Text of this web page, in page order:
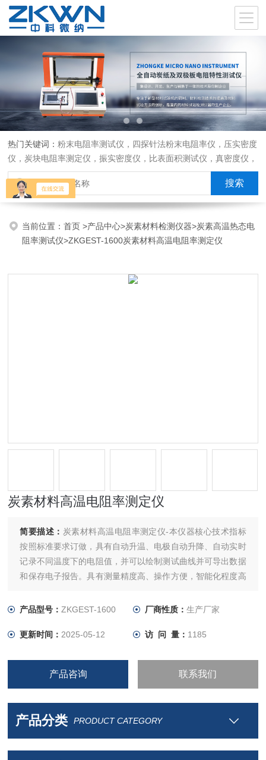
热门关键词：粉末电阻率测试仪，四探针法粉末电阻率仪，压实密度
仪，炭块电阻率测定仪，振实密度仪，比表面积测试仪，真密度仪，
炭块热膨胀仪，炭块透气率仪，炭块二氧化碳反应测定仪
当前位置：首页>产品中心>炭素材料检测仪器>炭素高温热态电
阻率测试仪>ZKGEST-1600炭素材料高温电阻率测定仪
炭素材料高温电阻率测定仪
简要描述： 炭素材料高温电阻率测定仪-本仪器核心技术指标
按照标准要求订做，具有自动升温、电极自动升降、自动实时
记录不同温度下的电阻值，并可以绘制测试曲线并可导出数据
和保存电子报告。具有测量精度高、操作方便，智能化程度高
产品型号：ZKGEST-1600 厂商性质： 生产厂家
更新时间： 2025-05-12 访 问 量： 1185
产品咨询 联系我们
产品分类 PRODUCT CATEGORY